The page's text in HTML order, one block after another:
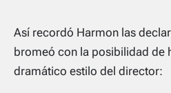
Así recordó Harmon las
bromeó con la posibilidad de
dramático estilo del director: